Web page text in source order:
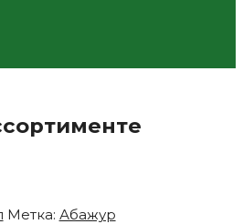
Метка: Абажур